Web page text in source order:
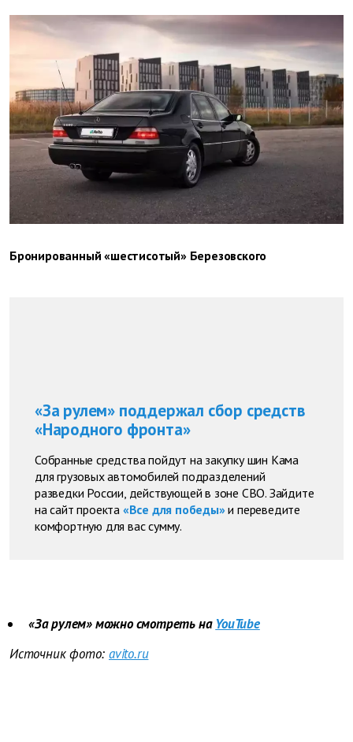
Бронированный «шестисотый» Березовского
«За рулем» поддержал сбор средств
«Народного фронта»
Собранные средства пойдут на закупку шин Кама
для грузовых автомобилей подразделений
разведки России, действующей в зоне СВО. Зайдите
на сайт проекта «Все для победы»и переведите
комфортную для вас сумму.
«За рулем» можно смотреть на YouTube
Источник фото: avito.ru